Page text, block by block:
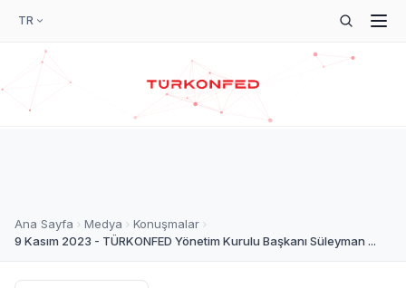
TR
Ana Sayfa Medya
Konuşmalar
9 Kasım 2023 - TÜRKONFED Yönetim Kurulu Başkanı Süleyman ...